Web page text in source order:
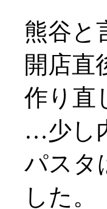
熊谷と
開店直
作り直
…少し
パスタ
した。